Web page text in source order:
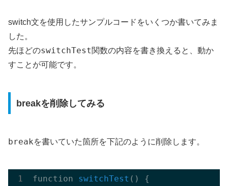
switch文を使用したサンプルコードをいくつか書いてみま
した。
先ほどのswitchTest関数の内容を書き換えると、動か
すことが可能です。
breakを削除してみる
breakを書いていた箇所を下記のように削除します。
function switchTest ( )
{